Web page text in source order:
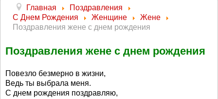
Главная
Поздравления
С Днем Рождения
Женщине
Жене
Поздравления жене с днем рождения
Поздравления жене с днем рождения
Повезло безмерно в жизни,
Ведь ты выбрала меня.
С днем рождения поздравляю,